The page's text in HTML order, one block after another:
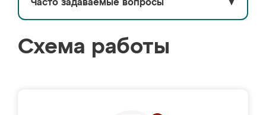
Часто задаваемые вопросы ▼
Схема работы